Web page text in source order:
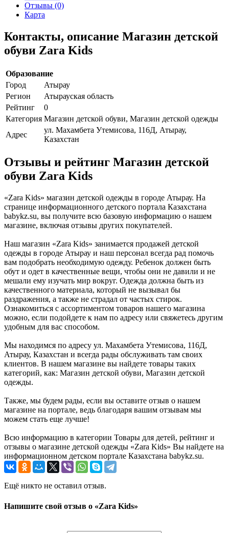
Отзывы (0)
Карта
Контакты, описание Магазин детской
обуви Zara Kids
Образование
Город
Атырау
Регион
Атырауская область
Рейтинг
0
Категория Магазин детской обуви, Магазин детской одежды
Адрес
ул. Махамбета Утемисова, 116Д, Атырау,
Казахстан
Отзывы и рейтинг Магазин детской
обуви Zara Kids
«Zara Kids» магазин детской одежды в городе Атырау. На
странице информационного детского портала Казахстана
babykz.su, вы получите всю базовую информацию о нашем
магазине, включая отзывы других покупателей.
Наш магазин «Zara Kids» занимается продажей детской
одежды в городе Атырау и наш персонал всегда рад помочь
вам подобрать необходимую одежду. Ребенок должен быть
обут и одет в качественные вещи, чтобы они не давили и не
мешали ему изучать мир вокруг. Одежда должна быть из
качественного материала, который не вызывал бы
раздражения, а также не страдал от частых стирок.
Ознакомиться с ассортиментом товаров нашего магазина
можно, если подойдете к нам по адресу или свяжетесь другим
удобным для вас способом.
Мы находимся по адресу ул. Махамбета Утемисова, 116Д,
Атырау, Казахстан и всегда рады обслуживать там своих
клиентов. В нашем магазине вы найдете товары таких
категорий, как: Магазин детской обуви, Магазин детской
одежды.
Также, мы будем рады, если вы оставите отзыв о нашем
магазине на портале, ведь благодаря вашим отзывам мы
можем стать еще лучше!
Всю информацию в категории Товары для детей, рейтинг и
отзывы о магазине детской одежды «Zara Kids» Вы найдете на
информационном детском портале Казахстана babykz.su.
Ещё никто не оставил отзыв.
Напишите свой отзыв о «Zara Kids»